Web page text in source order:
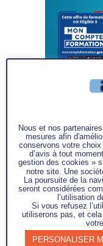
juin 23 @ 8 h 30
Yellow
AXSENS-BTE
1725€
JUIN
9
Nous et nos
mesures afin
conservons votre
d’avis à tout
gestion des cookies »
notre site. Une
La poursuite de la
seront considérées
l’utilisation
Si vous refusez
utiliserons pas, et cela
PERSONALISER